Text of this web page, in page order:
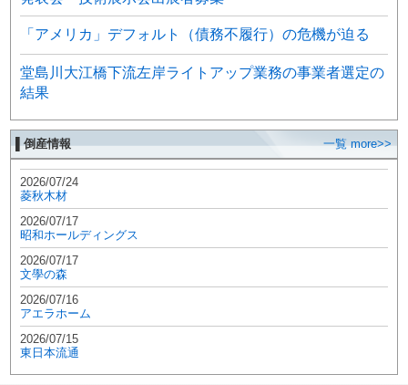
「アメリカ」デフォルト（債務不履行）の危機が迫る
堂島川大江橋下流左岸ライトアップ業務の事業者選定の
結果
▌倒産情報 一覧 more>>
2026/07/24
菱秋木材
2026/07/17
昭和ホールディングス
2026/07/17
文學の森
2026/07/16
アエラホーム
2026/07/15
東日本流通